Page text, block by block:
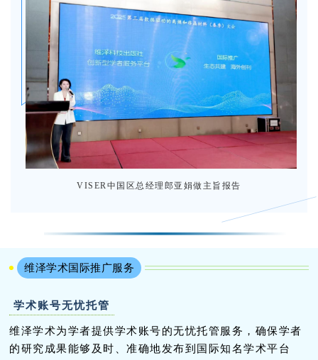
VISER中国区总经理郎亚娟做主旨报告
维泽学术国际推广服务
学术账号无忧托管
维泽学术为学者提供学术账号的无忧托管服务，确保学者
的研究成果能够及时、准确地发布到国际知名学术平台